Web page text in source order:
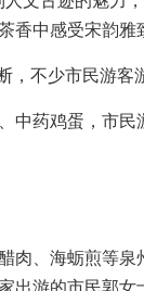
香中感受宋韵雅
不少市民游客
药鸡蛋，市
肉、海蛎煎等
游的市民郭